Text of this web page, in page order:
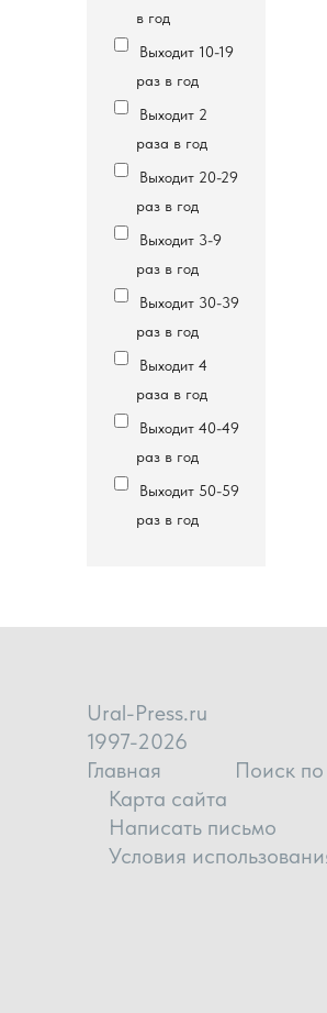
в год
Выходит 10-19
раз в год
Выходит 2
раза в год
Выходит 20-29
раз в год
Выходит 3-9
раз в год
Выходит 30-39
раз в год
Выходит 4
раза в год
Выходит 40-49
раз в год
Выходит 50-59
раз в год
Ural-Press.ru
1997-2026
Главная
Поиск по
Карта сайта
Написать письмо
Условия